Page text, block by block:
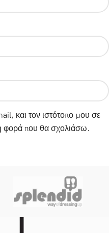
και τον ιστότοπο μου σε
φορά που θα σχολιάσω.